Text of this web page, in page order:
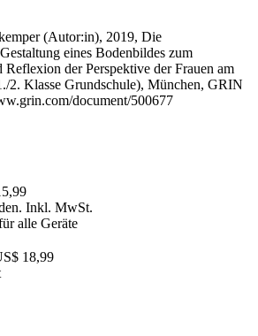
(Autor:in), 2019, Die
eines Bodenbildes zum
Reflexion der Perspektive der Frauen am
2. Klasse Grundschule), München, GRIN
document/500677
Inkl. MwSt.
alle Geräte
18,99